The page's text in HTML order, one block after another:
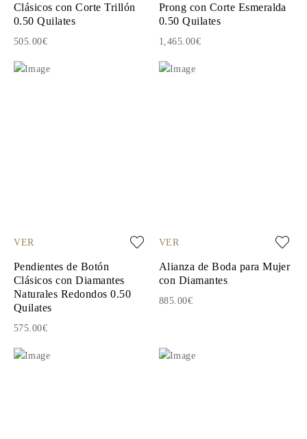
Clásicos con Corte Trillón
0.50 Quilates
505.00€
Prong con Corte Esmeralda
0.50 Quilates
1,465.00€
VER
Pendientes de Botón
Clásicos con Diamantes
Naturales Redondos 0.50
Quilates
575.00€
VER
Alianza de Boda para Mujer
con Diamantes
885.00€